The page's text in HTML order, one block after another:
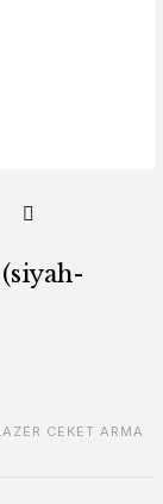
CEKET ARMA